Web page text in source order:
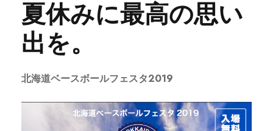
夏休みに最高の思い
出を。
北海道ベースボールフェスタ2019